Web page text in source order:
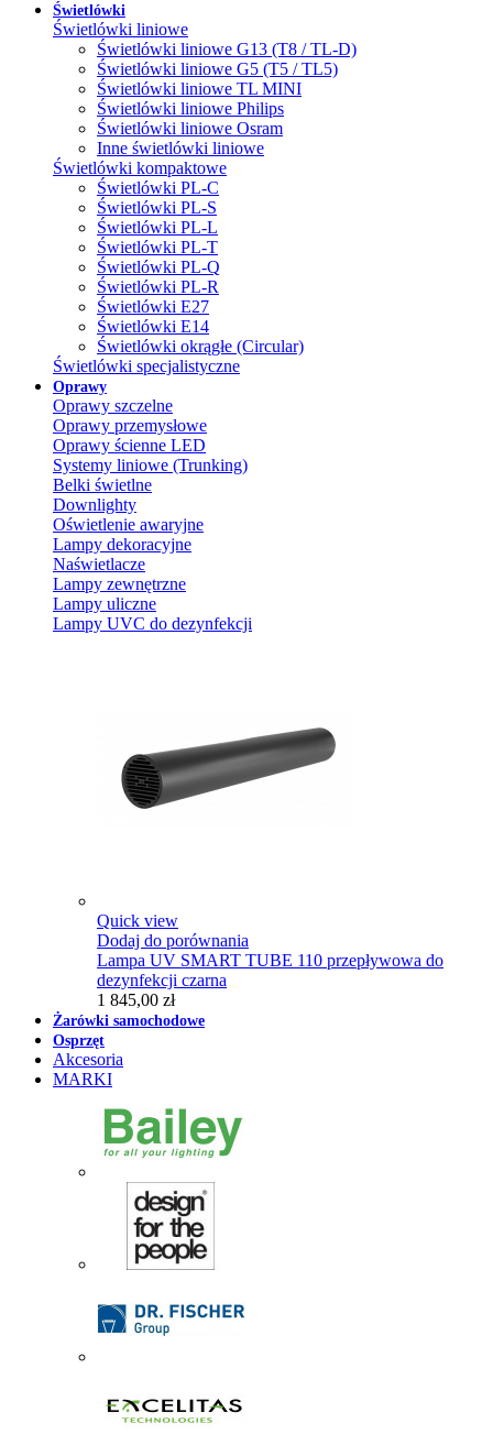
Świetlówki
Świetlówki liniowe
Świetlówki liniowe G13 (T8 / TL-D)
Świetlówki liniowe G5 (T5 / TL5)
Świetlówki liniowe TL MINI
Świetlówki liniowe Philips
Świetlówki liniowe Osram
Inne świetlówki liniowe
Świetlówki kompaktowe
Świetlówki PL-C
Świetlówki PL-S
Świetlówki PL-L
Świetlówki PL-T
Świetlówki PL-Q
Świetlówki PL-R
Świetlówki E27
Świetlówki E14
Świetlówki okrągłe (Circular)
Świetlówki specjalistyczne
Oprawy
Oprawy szczelne
Oprawy przemysłowe
Oprawy ścienne LED
Systemy liniowe (Trunking)
Belki świetlne
Downlighty
Oświetlenie awaryjne
Lampy dekoracyjne
Naświetlacze
Lampy zewnętrzne
Lampy uliczne
Lampy UVC do dezynfekcji
Quick view
Dodaj do porównania
Lampa UV SMART TUBE 110 przepływowa do
dezynfekcji czarna
1 845,00 zł
Żarówki samochodowe
Osprzęt
Akcesoria
MARKI